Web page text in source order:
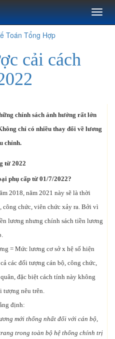
Toggle
Toán Tổng Hợp
cải cách
chính sách ảnh hưởng rất lớn
chỉ có nhiều thay đổi về lương
chỉnh.
từ 2022
phụ cấp từ 01/7/2022?
2018, năm 2021 này sẽ là thời
công chức, viên chức xảy ra. Bởi vì
lương nhưng chính sách tiền lương
= Mức lương cơ sở x hệ số hiện
các đối tượng cán bộ, công chức,
đặc biệt cách tính này không
tượng nêu trên.
định:
mới thống nhất đối với cán bộ,
trong toàn bộ hệ thống chính trị